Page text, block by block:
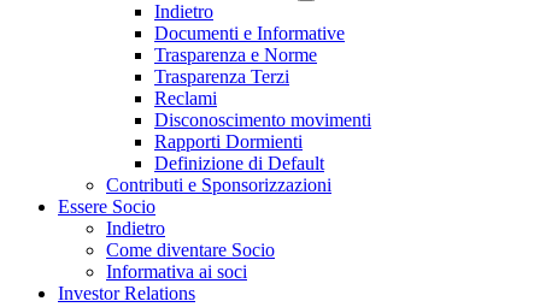
Indietro
Documenti e Informative
Trasparenza e Norme
Trasparenza Terzi
Reclami
Disconoscimento movimenti
Rapporti Dormienti
Definizione di Default
Contributi e Sponsorizzazioni
Essere Socio
Indietro
Come diventare Socio
Informativa ai soci
Investor Relations